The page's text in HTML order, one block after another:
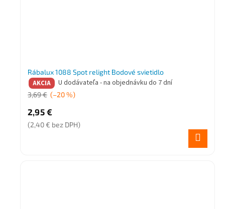
Rábalux 1088 Spot relight Bodové svietidlo
AKCIA U dodávateľa - na objednávku do 7 dní
3,69 € (–20 %)
2,95 €
(2,40 € bez DPH)